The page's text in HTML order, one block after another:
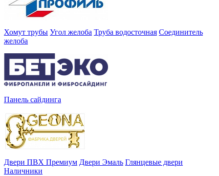
Хомут трубы Угол желоба Труба водосточная Соединитель
желоба
Панель сайдинга
Двери ПВХ Премиум Двери Эмаль Глянцевые двери
Наличники